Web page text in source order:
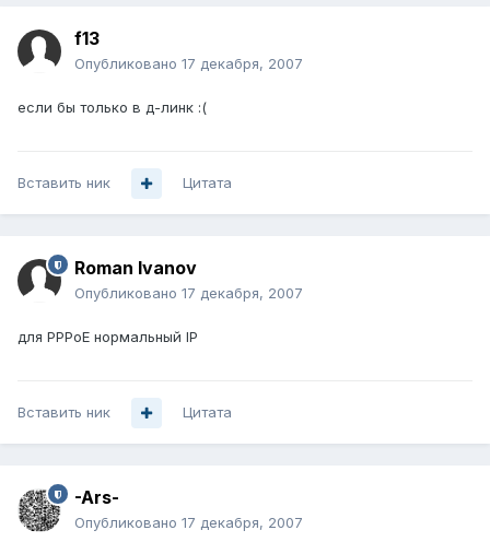
f13
Опубликовано 17 декабря, 2007
если бы только в д-линк :(
Вставить ник Цитата
Roman Ivanov
Опубликовано 17 декабря, 2007
для PPPoE нормальный IP
Вставить ник Цитата
-Ars-
Опубликовано 17 декабря, 2007